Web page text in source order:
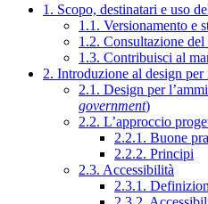
1. Scopo, destinatari e uso
1.1. Versionamento e
1.2. Consultazione del
1.3. Contribuisci al
2. Introduzione al design
2.1. Design per
government)
2.2. L’approccio
2.2.1. Buone
2.2.2. Principi
2.3. Accessibilità
2.3.1.